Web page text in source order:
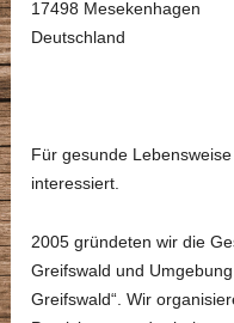
17498 Mesekenhagen
Deutschland
Für gesunde
interessiert.
2005 gründeten wir die
Greifswald und
Greifswald“. Wir